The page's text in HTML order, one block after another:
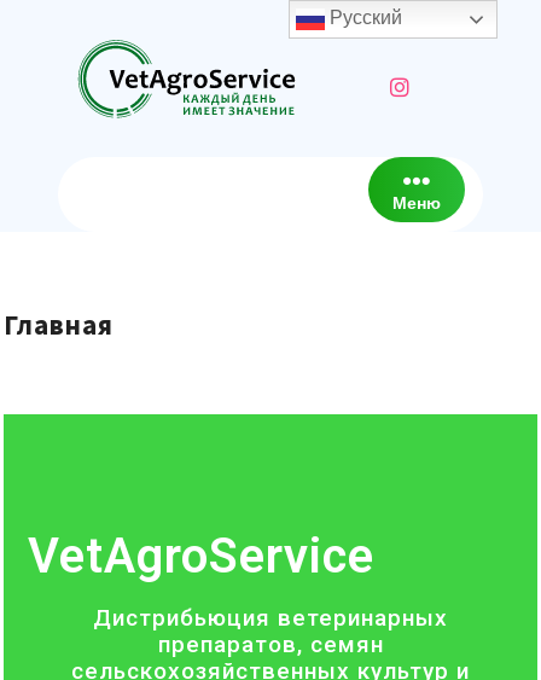
Меню
Главная
VetAgroService
Дистрибьюция ветеринарных
препаратов, семян
сельскохозяйственных культур и
Русский